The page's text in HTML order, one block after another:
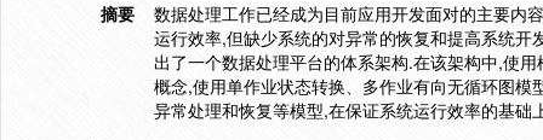
摘要
数据处理工作已经成为目前应用开发面对的主要内
运行效率,但缺少系统的对异常的恢复和提高系统
出了一个数据处理平台的体系架构.在该架构中,使
概念,使用单作业状态转换、多作业有向无循环图
异常处理和恢复等模型,在保证系统运行效率的基础